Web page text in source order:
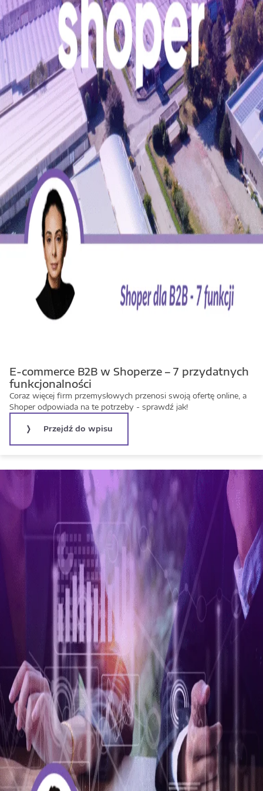
E-commerce B2B w Shoperze – 7 przydatnych
funkcjonalności
Coraz więcej firm przemysłowych przenosi swoją ofertę online, a
Shoper odpowiada na te potrzeby - sprawdź jak!
Przejdź do wpisu